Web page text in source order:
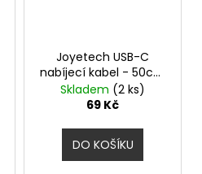
Joyetech USB-C
nabíjecí kabel - 50cm
- Silver
Skladem (2 ks)
69 Kč
DO KOŠÍKU